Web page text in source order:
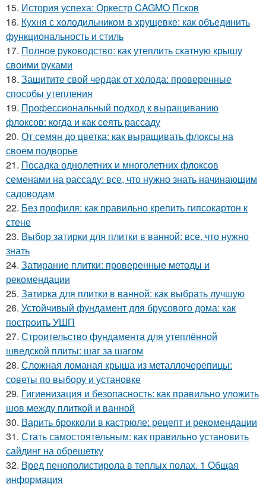
15. История успеха: Оркестр CAGMO Псков
16. Кухня с холодильником в хрущевке: как объединить
функциональность и стиль
17. Полное руководство: как утеплить скатную крышу
своими руками
18. Защитите свой чердак от холода: проверенные
способы утепления
19. Профессиональный подход к выращиванию
флоксов: когда и как сеять рассаду
20. От семян до цветка: как выращивать флоксы на
своем подворье
21. Посадка однолетних и многолетних флоксов
семенами на рассаду: все, что нужно знать начинающим
садоводам
22. Без профиля: как правильно крепить гипсокартон к
стене
23. Выбор затирки для плитки в ванной: все, что нужно
знать
24. Затирание плитки: проверенные методы и
рекомендации
25. Затирка для плитки в ванной: как выбрать лучшую
26. Устойчивый фундамент для брусового дома: как
построить УШП
27. Строительство фундамента для утеплённой
шведской плиты: шаг за шагом
28. Сложная ломаная крыша из металлочерепицы:
советы по выбору и установке
29. Гигиенизация и безопасность: как правильно уложить
шов между плиткой и ванной
30. Варить брокколи в кастрюле: рецепт и рекомендации
31. Стать самостоятельным: как правильно установить
сайдинг на обрешетку
32. Вред пенополистирола в теплых полах. 1 Общая
информация